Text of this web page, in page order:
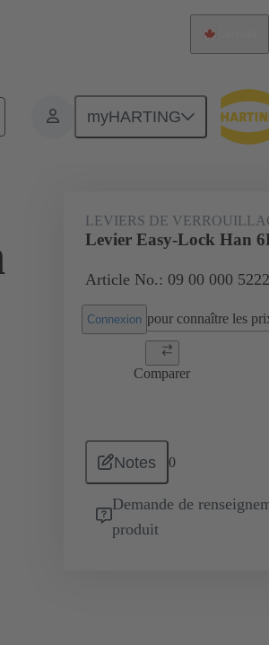
myHARTING
Accessoires Systèmes de verrouillage
LEVIERS DE
Levier Easy-Lock Han
Article No.: 09 00 000 5222
Connexion pour connaître les
Comparer
Notes 0
Demande de
produit